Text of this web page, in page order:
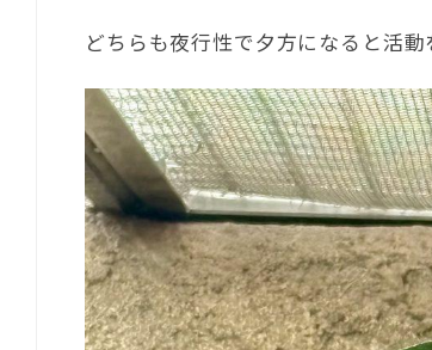
どちらも夜行性で夕方になると活